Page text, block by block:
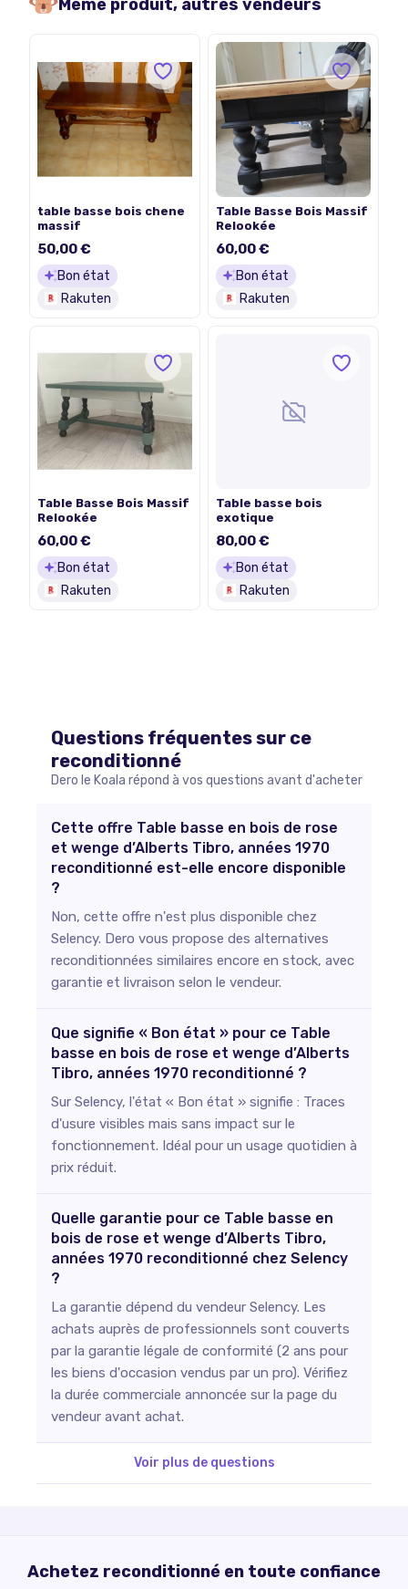
Même produit, autres vendeurs
table basse bois chene
massif
50,00 €
Bon état
Rakuten
Table Basse Bois Massif
Relookée
60,00 €
Bon état
Rakuten
Table Basse Bois Massif
Relookée
60,00 €
Bon état
Rakuten
Table basse bois
exotique
80,00 €
Bon état
Rakuten
Questions fréquentes sur ce
reconditionné
Dero le Koala répond à vos questions avant d'acheter
Cette offre Table basse en bois de rose
et wenge d’Alberts Tibro, années 1970
reconditionné est-elle encore disponible
?
Non, cette offre n'est plus disponible chez
Selency. Dero vous propose des alternatives
reconditionnées similaires encore en stock, avec
garantie et livraison selon le vendeur.
Que signifie « Bon état » pour ce Table
basse en bois de rose et wenge d’Alberts
Tibro, années 1970 reconditionné ?
Sur Selency, l'état « Bon état » signifie : Traces
d'usure visibles mais sans impact sur le
fonctionnement. Idéal pour un usage quotidien à
prix réduit.
Quelle garantie pour ce Table basse en
bois de rose et wenge d’Alberts Tibro,
années 1970 reconditionné chez Selency
?
La garantie dépend du vendeur Selency. Les
achats auprès de professionnels sont couverts
par la garantie légale de conformité (2 ans pour
les biens d'occasion vendus par un pro). Vérifiez
la durée commerciale annoncée sur la page du
vendeur avant achat.
Voir plus de questions
Achetez reconditionné en toute confiance